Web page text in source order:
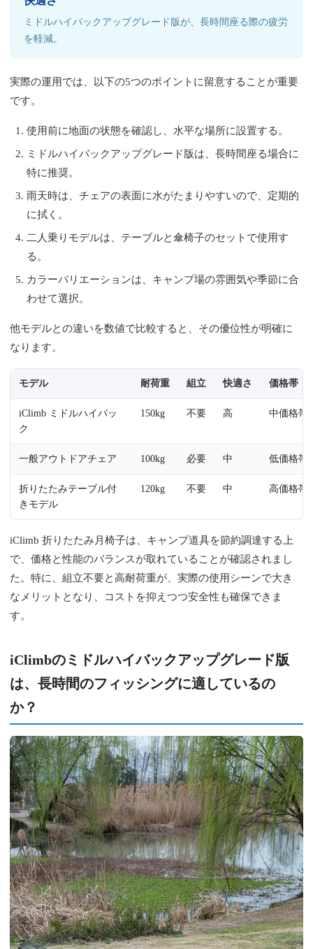
ミドルハイバックアップグレード版が、長時間座る際の疲労
を軽減。
実際の運用では、以下の5つのポイントに留意することが重要
です。
使用前に地面の状態を確認し、水平な場所に設置する。
ミドルハイバックアップグレード版は、長時間座る場合に
特に推奨。
雨天時は、チェアの表面に水がたまりやすいので、定期的
に拭く。
二人乗りモデルは、テーブルと傘椅子のセットで使用す
る。
カラーバリエーションは、キャンプ場の雰囲気や季節に合
わせて選択。
他モデルとの違いを数値で比較すると、その優位性が明確に
なります。
モデル 耐荷重 組立 快適さ 価格帯（
iClimb ミドルハイバッ
ク
150kg 不要 高 中価格帯
一般アウトドアチェア 100kg 必要 中 低価格帯
折りたたみテーブル付
きモデル
120kg 不要 中 高価格帯
iClimb 折りたたみ月椅子は、キャンプ道具を節約調達する上
で、価格と性能のバランスが取れていることが確認されまし
た。特に、組立不要と高耐荷重が、実際の使用シーンで大き
なメリットとなり、コストを抑えつつ安全性も確保できま
す。
iClimbのミドルハイバックアップグレード版
は、長時間のフィッシングに適しているの
か？